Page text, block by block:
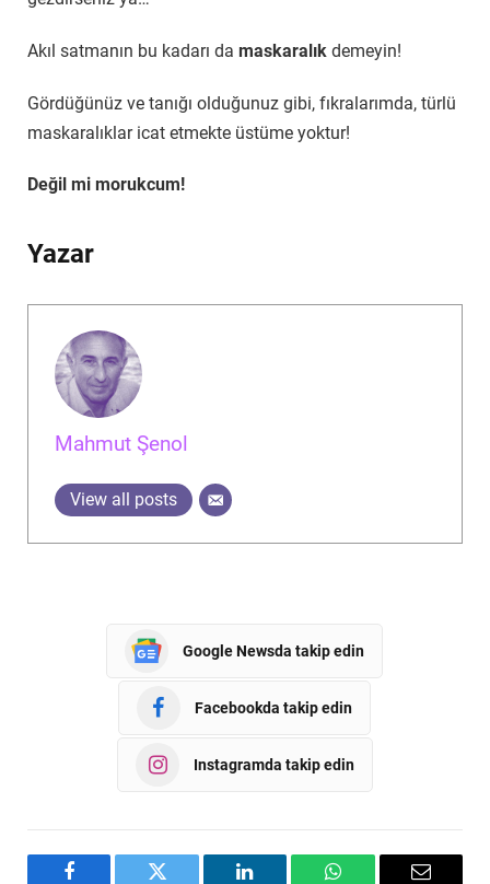
Akıl satmanın bu kadarı da maskaralık demeyin!
Gördüğünüz ve tanığı olduğunuz gibi, fıkralarımda, türlü
maskaralıklar icat etmekte üstüme yoktur!
Değil mi morukcum!
Yazar
Mahmut Şenol
View all posts
Google Newsda takip edin
Facebookda takip edin
Instagramda takip edin